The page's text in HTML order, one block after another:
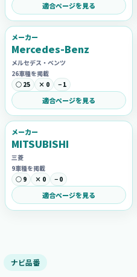
適合ページを見る
メーカー
Mercedes-Benz
メルセデス・ベンツ
26車種を掲載
○ 25
× 0 − 1
適合ページを見る
メーカー
MITSUBISHI
三菱
9車種を掲載
○ 9
× 0 − 0
適合ページを見る
ナビ品番